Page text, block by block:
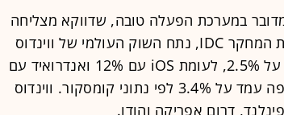
במערכת הפעלה טובה, שדווקא מצליחה
במדינות שונות בעולם. לפי נתוני חברת המחקר IDC, נתח השוק העולמי של ווינדוס
פון עמד בסוף הרבעון השני של 2014 על 2.5%, לעומת iOS עם 12% ואנדרואיד עם
85%. נתח השוק בארה"ב באותה תקופה עמד על 3.4% לפי נתוני קומסקור. ווינדוס
דרום אפריקה והודו.